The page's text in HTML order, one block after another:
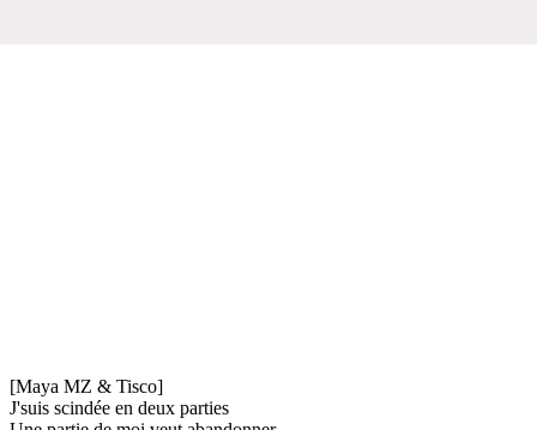
[Maya MZ & Tisco]
J'suis scindée en deux parties